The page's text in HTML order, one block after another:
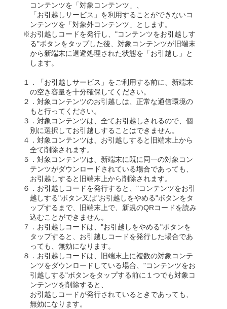
コンテンツを「対象コンテンツ」、
「お引越しサービス」を利用することができないコ
ンテンツを「対象外コンテンツ」とします。
※お引越しコードを発行し、"コンテンツをお引越しす
る"ボタンをタップした後、対象コンテンツが旧端末
から新端末に退避処理された状態を「お引越し」と
します。
１．「お引越しサービス」をご利用する前に、新端末
の空き容量を十分確保してください。
２．対象コンテンツのお引越しは、正常な通信環境の
もと行ってください。
３．対象コンテンツは、全てお引越しされるので、個
別に選択してお引越しすることはできません。
４．対象コンテンツは、お引越しすると旧端末上から
全て削除されます。
５．対象コンテンツは、新端末に既に同一の対象コン
テンツがダウンロードされている場合であっても、
お引越しすると旧端末上から削除されます。
６．お引越しコードを発行すると、"コンテンツをお引
越しする"ボタン又は"お引越しをやめる"ボタンをタ
ップするまで、旧端末上で、新規のQRコードを読み
込むことができません。
７．お引越しコードは、"お引越しをやめる"ボタンを
タップすると、お引越しコードを発行した場合であ
っても、無効になります。
８．お引越しコードは、旧端末上に複数の対象コンテ
ンツをダウンロードしている場合、"コンテンツをお
引越しする"ボタンをタップする前に１つでも対象コ
ンテンツを削除すると、
お引越しコードが発行されているときであっても、
無効になります。